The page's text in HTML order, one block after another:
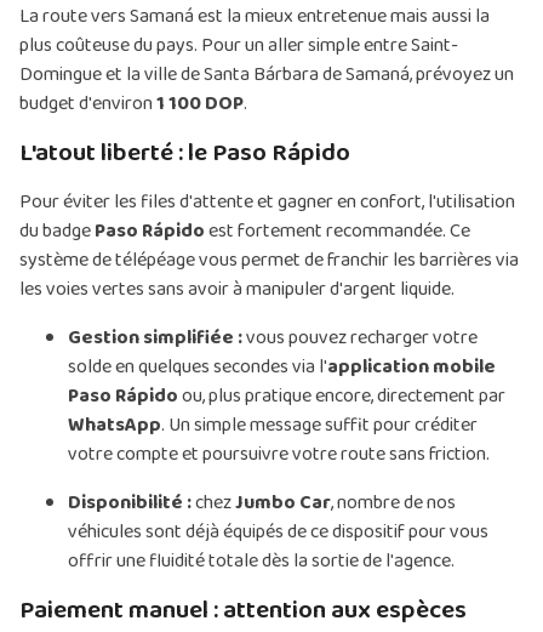
La route vers Samaná est la mieux entretenue mais aussi la
plus coûteuse du pays. Pour un aller simple entre Saint-
Domingue et la ville de Santa Bárbara de Samaná, prévoyez un
budget d'environ1 100 DOP.
L'atout liberté : le Paso Rápido
Pour éviter les files d'attente et gagner en confort, l'utilisation
du badgePaso Rápidoest fortement recommandée. Ce
système de télépéage vous permet de franchir les barrières via
les voies vertes sans avoir à manipuler d'argent liquide.
Gestion simplifiée :vous pouvez recharger votre
solde en quelques secondes via l'application mobile
Paso Rápidoou, plus pratique encore, directement par
WhatsApp. Un simple message suffit pour créditer
votre compte et poursuivre votre route sans friction.
Disponibilité :chezJumbo Car, nombre de nos
véhicules sont déjà équipés de ce dispositif pour vous
offrir une fluidité totale dès la sortie de l'agence.
Paiement manuel : attention aux espèces